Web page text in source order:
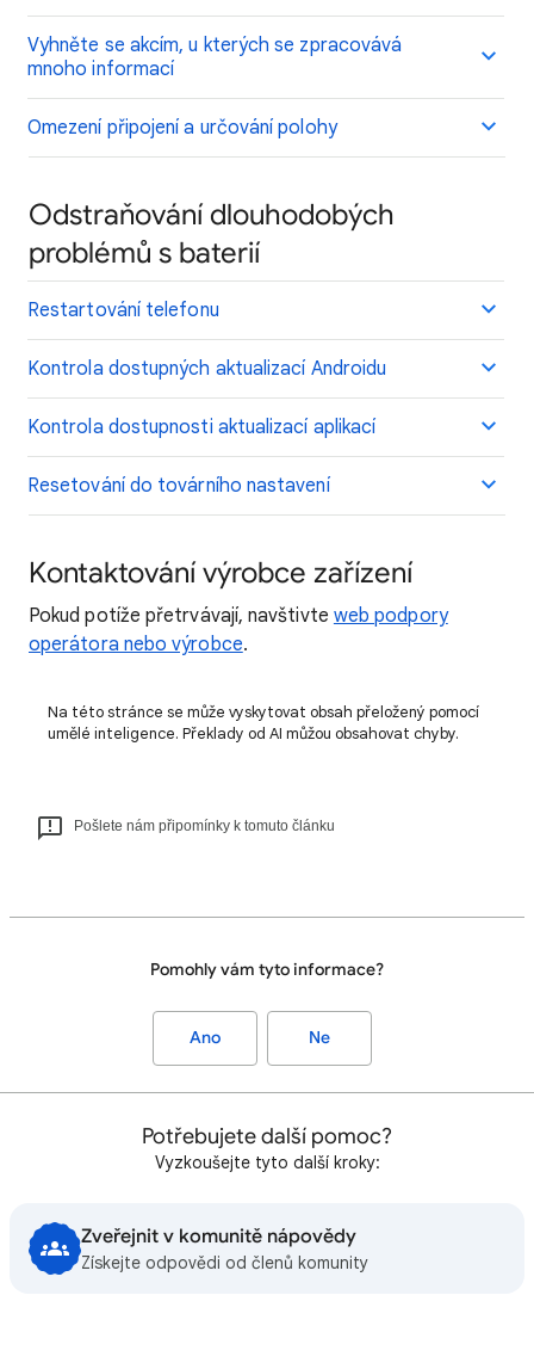
Vyhněte se akcím, u kterých se zpracovává
mnoho informací
Omezení připojení a určování polohy
Odstraňování dlouhodobých
problémů s baterií
Restartování telefonu
Kontrola dostupných aktualizací Androidu
Kontrola dostupnosti aktualizací aplikací
Resetování do továrního nastavení
Kontaktování výrobce zařízení
Pokud potíže přetrvávají, navštivte web podpory
operátora nebo výrobce.
Na této stránce se může vyskytovat obsah přeložený pomocí
umělé inteligence. Překlady od AI můžou obsahovat chyby.
Pošlete nám připomínky k tomuto článku
Pomohly vám tyto informace?
Ano Ne
Potřebujete další pomoc?
Vyzkoušejte tyto další kroky:
Zveřejnit v komunitě nápovědy
Získejte odpovědi od členů komunity